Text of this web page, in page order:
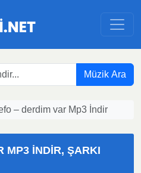
Müzik Ara
– derdim var Mp3 İndir
MP3 İNDIR, ŞARKI